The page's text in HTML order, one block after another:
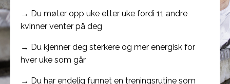
→ Du møter opp uke etter uke fordi 11 andre
kvinner venter på deg
→ Du kjenner deg sterkere og mer energisk for
hver uke som går
→ Du har endelig funnet en treningsrutine som